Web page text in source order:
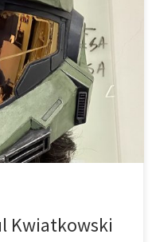
and techno […]
Kwiatkowski